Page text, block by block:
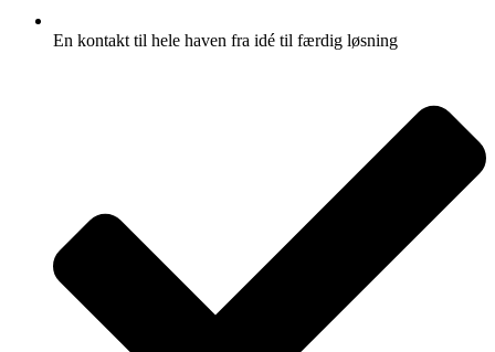
En kontakt til hele haven fra idé til færdig løsning